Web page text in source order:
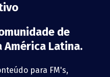
de
América Latina.
para FM's,